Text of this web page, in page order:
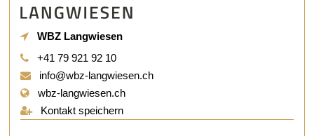
WBZ Langwiesen
+41 79 921 92 10
info@wbz-langwiesen.ch
wbz-langwiesen.ch
Kontakt speichern